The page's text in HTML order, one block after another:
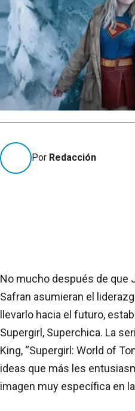
Por Redacción
No mucho después de que
Safran asumieran el
llevarlo hacia el futuro,
Supergirl, Superchica. La
King, “Supergirl: World of
ideas que más les
imagen muy específica en